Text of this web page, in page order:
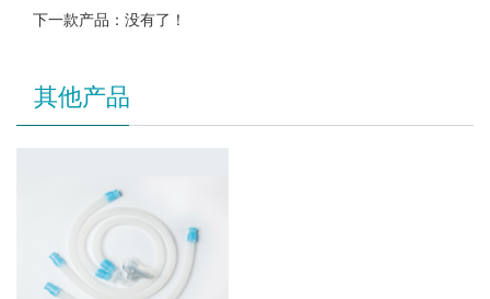
下一款产品：没有了！
其他产品